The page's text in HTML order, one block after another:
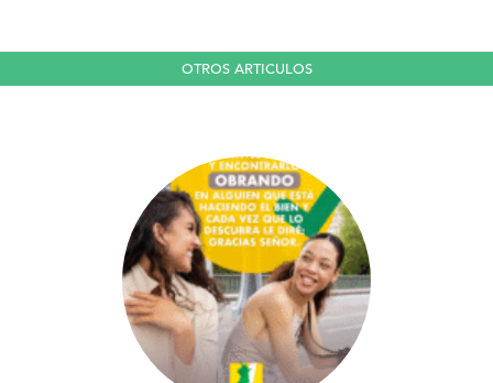
OTROS ARTICULOS